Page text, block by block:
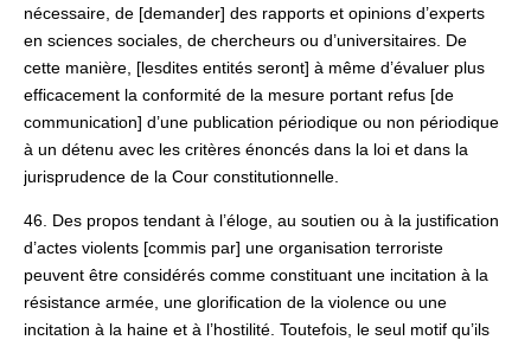
nécessaire, de [demander] des rapports et opinions d’experts
en sciences sociales, de chercheurs ou d’universitaires. De
cette manière, [lesdites entités seront] à même d’évaluer plus
efficacement la conformité de la mesure portant refus [de
communication] d’une publication périodique ou non périodique
à un détenu avec les critères énoncés dans la loi et dans la
jurisprudence de la Cour constitutionnelle.
46. Des propos tendant à l’éloge, au soutien ou à la justification
d’actes violents [commis par] une organisation terroriste
peuvent être considérés comme constituant une incitation à la
résistance armée, une glorification de la violence ou une
incitation à la haine et à l’hostilité. Toutefois, le seul motif qu’ils